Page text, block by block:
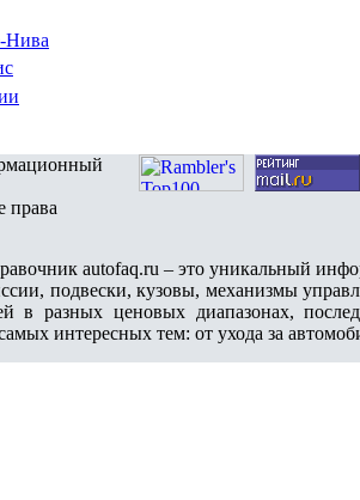
Нива
права
autofaq.ru – это уникальный
подвески, кузовы, механизмы
в разных ценовых диапазонах,
интересных тем: от ухода за